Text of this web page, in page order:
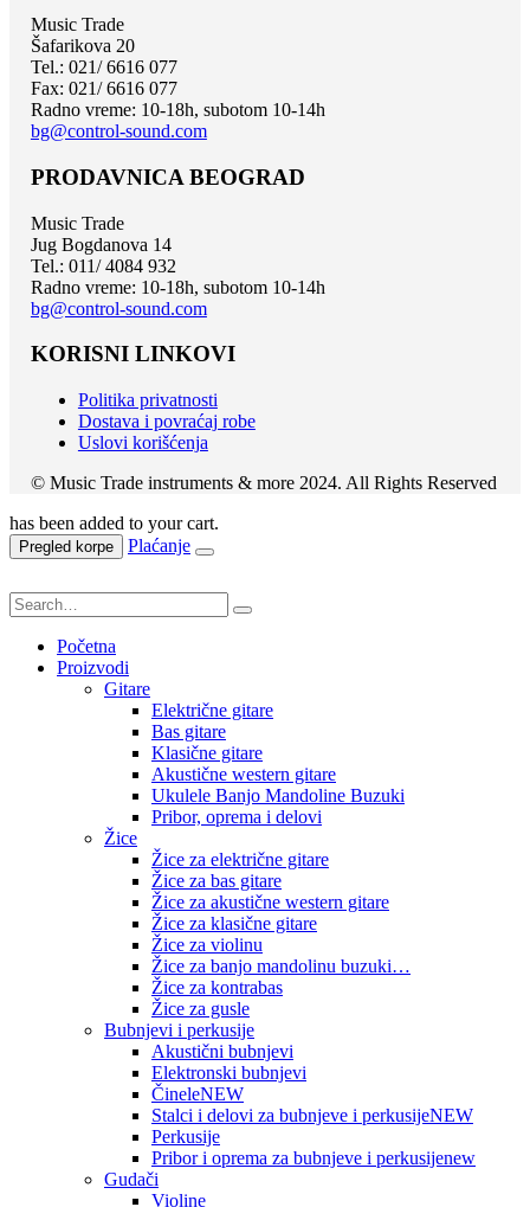
Music Trade
Šafarikova 20
Tel.: 021/ 6616 077
Fax: 021/ 6616 077
Radno vreme: 10-18h, subotom 10-14h
bg@control-sound.com
PRODAVNICA BEOGRAD
Music Trade
Jug Bogdanova 14
Tel.: 011/ 4084 932
Radno vreme: 10-18h, subotom 10-14h
bg@control-sound.com
KORISNI LINKOVI
Politika privatnosti
Dostava i povraćaj robe
Uslovi korišćenja
© Music Trade instruments & more 2024. All Rights Reserved
has been added to your cart.
Pregled korpe Plaćanje
Početna
Proizvodi
Gitare
Električne gitare
Bas gitare
Klasične gitare
Akustične western gitare
Ukulele Banjo Mandoline Buzuki
Pribor, oprema i delovi
Žice
Žice za električne gitare
Žice za bas gitare
Žice za akustične western gitare
Žice za klasične gitare
Žice za violinu
Žice za banjo mandolinu buzuki…
Žice za kontrabas
Žice za gusle
Bubnjevi i perkusije
Akustični bubnjevi
Elektronski bubnjevi
ČineleNEW
Stalci i delovi za bubnjeve i perkusijeNEW
Perkusije
Pribor i oprema za bubnjeve i perkusijenew
Gudači
Violine